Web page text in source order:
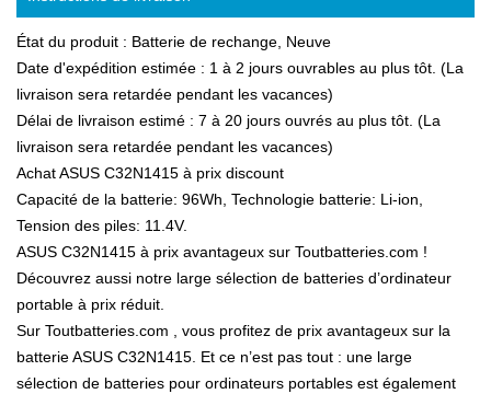
État du produit : Batterie de rechange, Neuve
Date d'expédition estimée : 1 à 2 jours ouvrables au plus tôt. (La
livraison sera retardée pendant les vacances)
Délai de livraison estimé : 7 à 20 jours ouvrés au plus tôt. (La
livraison sera retardée pendant les vacances)
Achat ASUS C32N1415 à prix discount
Capacité de la batterie: 96Wh, Technologie batterie: Li-ion,
Tension des piles: 11.4V.
ASUS C32N1415 à prix avantageux sur Toutbatteries.com !
Découvrez aussi notre large sélection de batteries d’ordinateur
portable à prix réduit.
Sur Toutbatteries.com , vous profitez de prix avantageux sur la
batterie ASUS C32N1415. Et ce n’est pas tout : une large
sélection de batteries pour ordinateurs portables est également